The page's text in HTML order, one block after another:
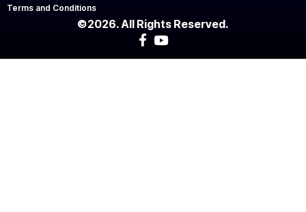
Terms and Conditions
©2026. All Rights Reserved.